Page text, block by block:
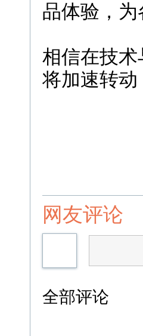
品体验，
相信在技
将加速转
网友评论
全部评论